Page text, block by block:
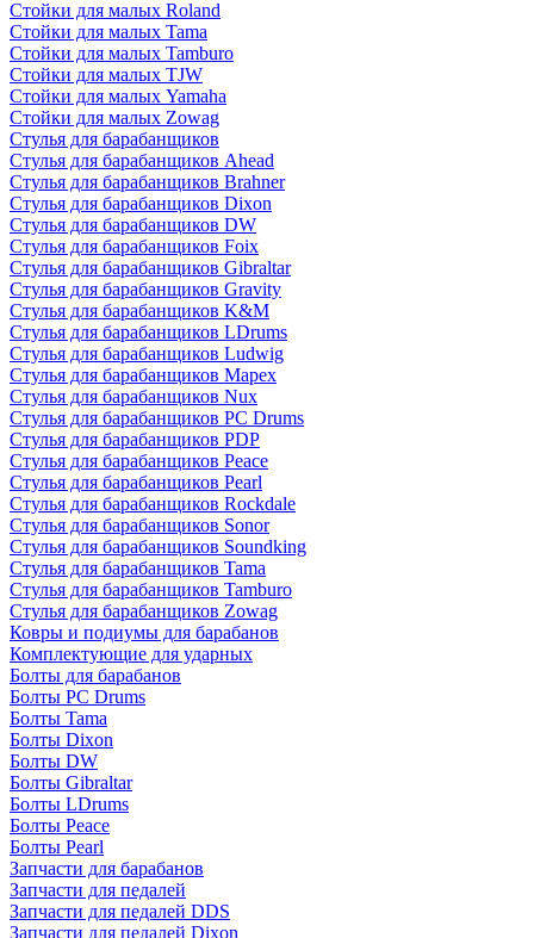
Стойки для малых Roland
Стойки для малых Tama
Стойки для малых Tamburo
Стойки для малых TJW
Стойки для малых Yamaha
Стойки для малых Zowag
Стулья для барабанщиков
Стулья для барабанщиков Ahead
Стулья для барабанщиков Brahner
Стулья для барабанщиков Dixon
Стулья для барабанщиков DW
Стулья для барабанщиков Foix
Стулья для барабанщиков Gibraltar
Стулья для барабанщиков Gravity
Стулья для барабанщиков K&M
Стулья для барабанщиков LDrums
Стулья для барабанщиков Ludwig
Стулья для барабанщиков Mapex
Стулья для барабанщиков Nux
Стулья для барабанщиков PC Drums
Стулья для барабанщиков PDP
Стулья для барабанщиков Peace
Стулья для барабанщиков Pearl
Стулья для барабанщиков Rockdale
Стулья для барабанщиков Sonor
Стулья для барабанщиков Soundking
Стулья для барабанщиков Tama
Стулья для барабанщиков Tamburo
Стулья для барабанщиков Zowag
Ковры и подиумы для барабанов
Комплектующие для ударных
Болты для барабанов
Болты PC Drums
Болты Tama
Болты Dixon
Болты DW
Болты Gibraltar
Болты LDrums
Болты Peace
Болты Pearl
Запчасти для барабанов
Запчасти для педалей
Запчасти для педалей DDS
Запчасти для педалей Dixon